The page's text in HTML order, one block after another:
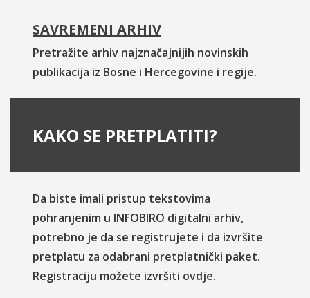
SAVREMENI ARHIV
Pretražite arhiv najznačajnijih novinskih
publikacija iz Bosne i Hercegovine i regije.
KAKO SE PRETPLATITI?
Da biste imali pristup tekstovima
pohranjenim u INFOBIRO digitalni arhiv,
potrebno je da se registrujete i da izvršite
pretplatu za odabrani pretplatnički paket.
Registraciju možete izvršiti ovdje.